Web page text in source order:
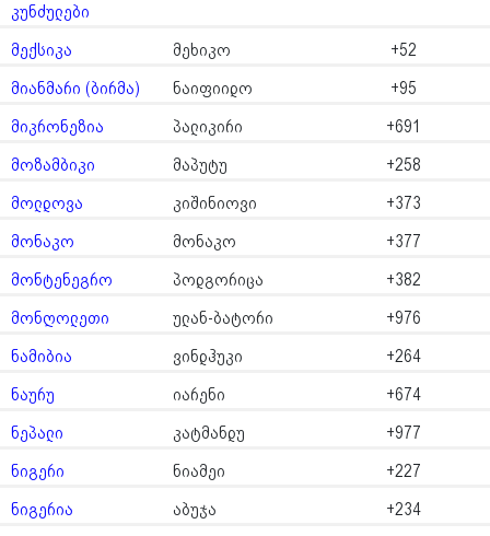
კუნძულები
მექსიკა მეხიკო
+52
მიანმარი (ბირმა)
ნაიფიიდო
+95
მიკრონეზია
პალიკირი
+691
მოზამბიკი
მაპუტუ
+258
მოლდოვა
კიშინიოვი
+373
მონაკო
მონაკო
+377
მონტენეგრო
პოდგორიცა
+382
მონღოლეთი
ულან-ბატორი
+976
ნამიბია
ვინდჰუკი
+264
ნაურუ
იარენი
+674
ნეპალი
კატმანდუ
+977
ნიგერი
ნიამეი
+227
ნიგერია
აბუჯა
+234